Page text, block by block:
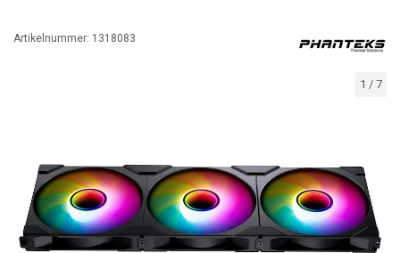
1 / 7
Artikelnummer: 1318083